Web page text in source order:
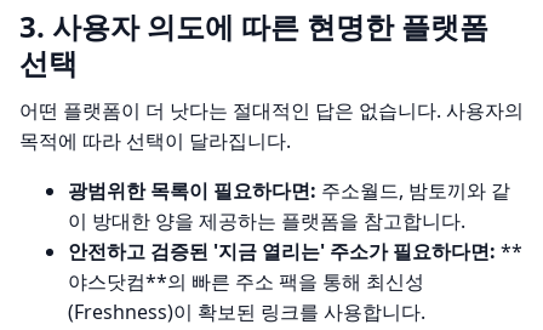
3. 사용자 의도에 따른 현명한 플랫폼
선택
어떤 플랫폼이 더 낫다는 절대적인 답은 없습니다. 사용자의
목적에 따라 선택이 달라집니다.
광범위한 목록이 필요하다면: 주소월드, 밤토끼와 같
이 방대한 양을 제공하는 플랫폼을 참고합니다.
안전하고 검증된 '지금 열리는' 주소가 필요하다면: **
야스닷컴**의 빠른 주소 팩을 통해 최신성
(Freshness)이 확보된 링크를 사용합니다.